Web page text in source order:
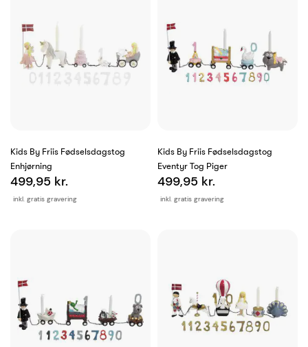
Kids By Friis Fødselsdagstog
Enhjørning
inkl. gratis gravering
499,95 kr.
Kids By Friis Fødselsdagstog
Eventyr Tog Piger
inkl. gratis gravering
499,95 kr.